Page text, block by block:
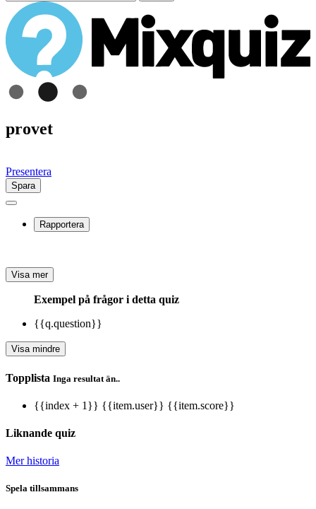
provet
Presentera
Spara
Rapportera
Visa mer
Exempel på frågor i detta quiz
{{q.question}}
Visa mindre
Topplista Inga resultat än..
{{index + 1}} {{item.user}} {{item.score}}
Liknande quiz
Mer historia
Spela tillsammans